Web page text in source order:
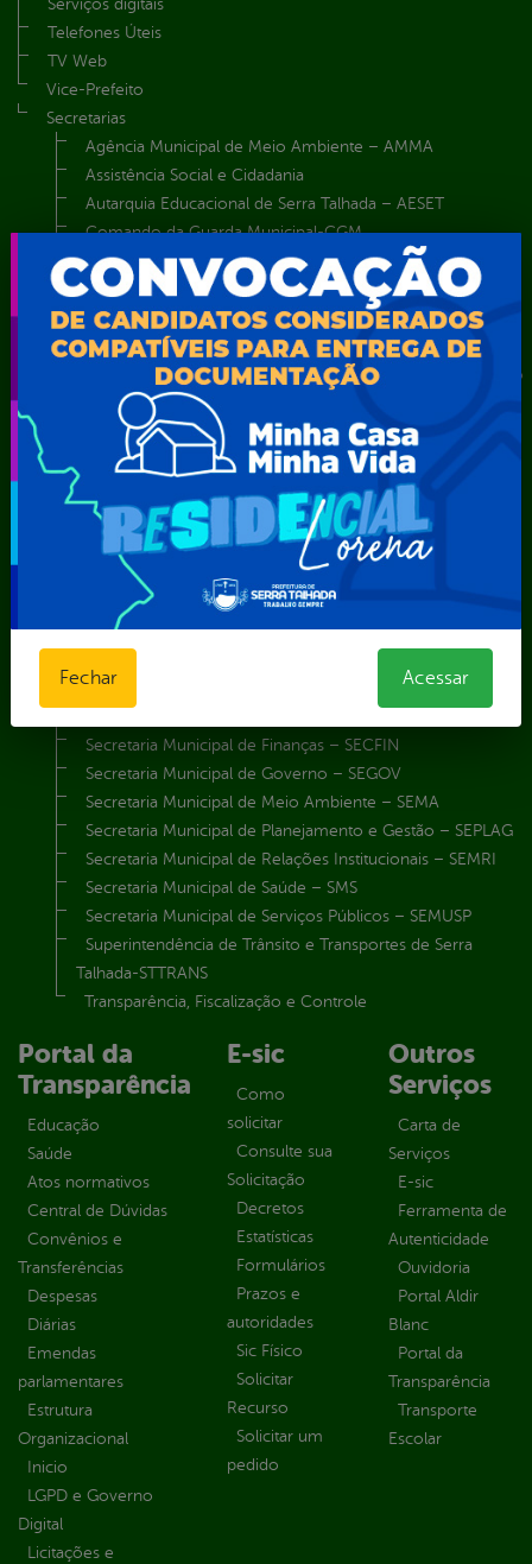
Serviços digitais
Telefones Úteis
TV Web
Vice-Prefeito
Secretarias
Agência Municipal de Meio Ambiente – AMMA
Assistência Social e Cidadania
Autarquia Educacional de Serra Talhada – AESET
Comando da Guarda Municipal-CGM
Diretoria da Defesa Civil
FUNDAÇÃO CULTURAL DE SERRA TALHADA
Gabinete da Prefeita
Gabinete do Vice-Prefeito
Instituto de Previdência Própria dos Servidores Públicos do
Município de Serra Talhada-IPPS
Obras e Infraestrutura
Procuradoria Geral do Município
Secretaria de Comunicação Social e Audiovisual
Secretaria de Desenvolvimento Econômico e Turismo
Secretaria de Iluminação Pública e Energia Elétrica
Secretaria Municipal da Mulher – SEMU
Secretaria Municipal de Administração – SAD
Secretaria Municipal de Agricultura e Recursos Hídricos –
Secretaria Municipal de Educação – SEST
Secretaria Municipal de Finanças – SECFIN
Secretaria Municipal de Governo – SEGOV
Secretaria Municipal de Meio Ambiente – SEMA
Secretaria Municipal de Planejamento e Gestão – SEPLAG
Secretaria Municipal de Relações Institucionais – SEMRI
Secretaria Municipal de Saúde – SMS
Secretaria Municipal de Serviços Públicos – SEMUSP
Superintendência de Trânsito e Transportes de Serra
Talhada-STTRANS
Transparência, Fiscalização e Controle
Portal da
Transparência
Educação
Saúde
Atos normativos
Central de Dúvidas
Convênios e
Transferências
Despesas
Diárias
Emendas
parlamentares
Estrutura
Organizacional
Inicio
LGPD e Governo
Digital
Licitações e
E-sic
Como
solicitar
Consulte sua
Solicitação
Decretos
Estatísticas
Formulários
Prazos e
autoridades
Sic Físico
Solicitar
Recurso
Solicitar um
pedido
Outros
Serviços
Carta de
Serviços
E-sic
Ferramenta de
Autenticidade
Ouvidoria
Portal Aldir
Blanc
Portal da
Transparência
Transporte
Escolar
Fechar Acessar